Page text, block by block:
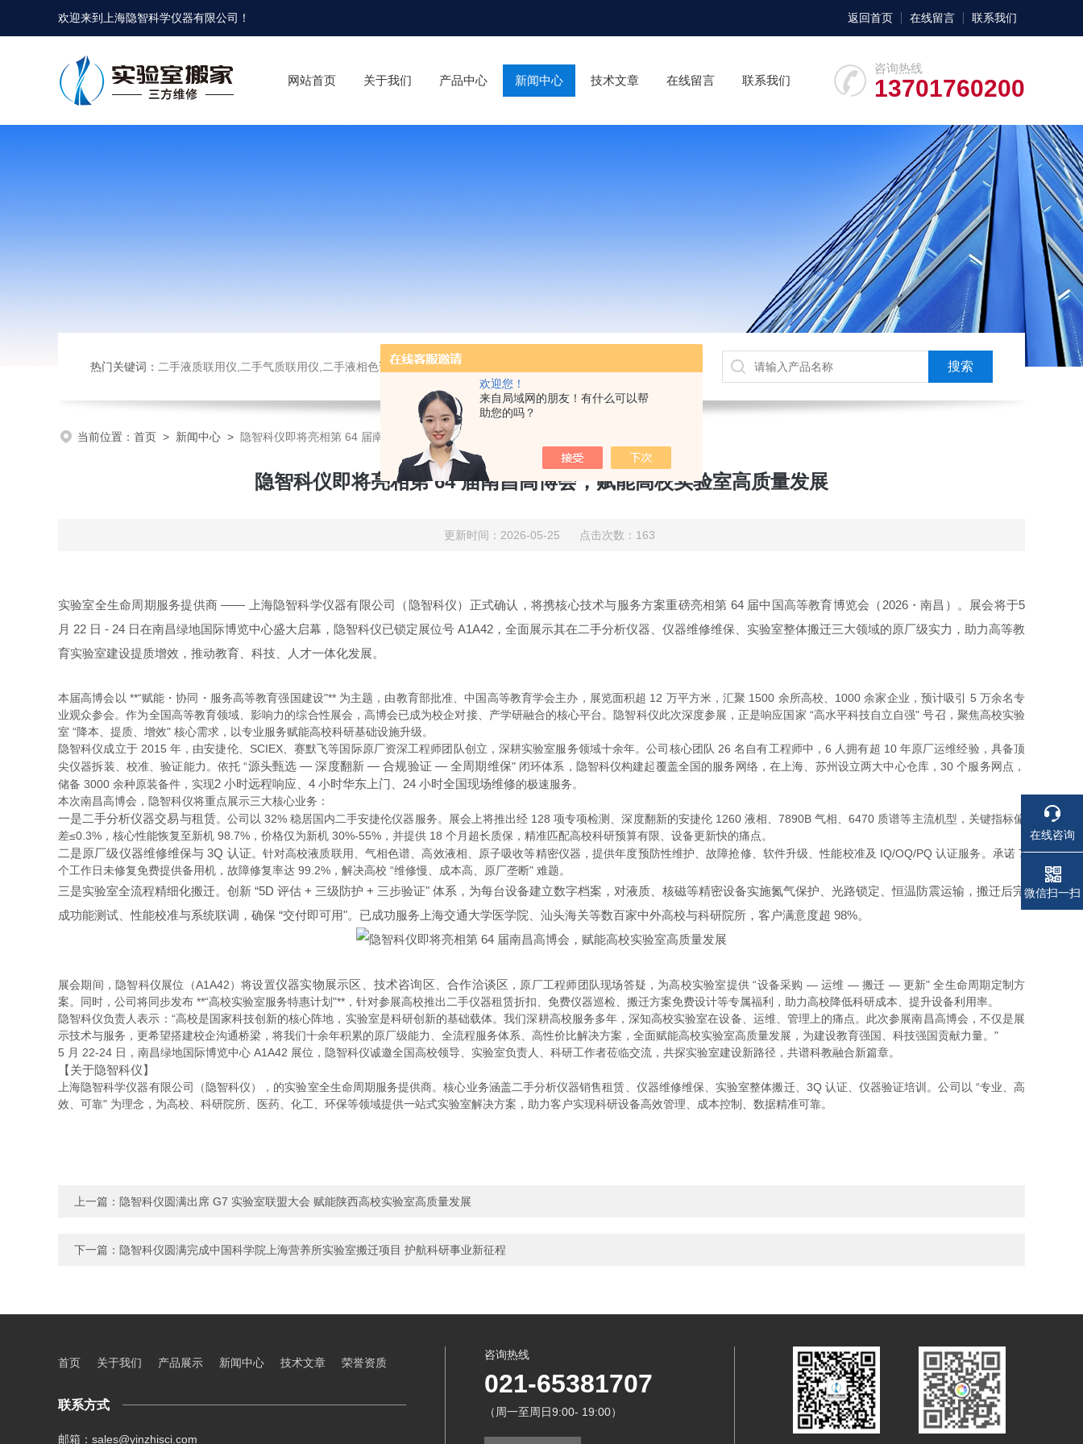
欢迎您！
来自局域网的朋友！有什么可以帮
助您的吗？
欢迎来到 上海隐智科学仪器有限公司 ！ 返回首页 在线留言 联系我们
咨询热线
13701760200
网站首页 关于我们 产品中心 新闻中心 技术文章 在线留言 联系我们
热门关键词： 二手液质联用仪,二手气质联用仪,二手液相色谱仪,实验室仪器维/修维保,实验室搬家,仪器培训
当前位置： 首页 > 新闻中心 > 隐智科仪即将亮相第 64 届南昌高博会，赋能高校实验室高质量发展
隐智科仪即将亮相第 64 届南昌高博会，赋能高校实验室高质量发展
更新时间：2026-05-25 点击次数：163
实验室全生命周期服务提供商 —— 上海隐智科学仪器有限公司（隐智科仪）正式确认，将携核心技术与服务方案重磅亮相第 64 届中国高等教育博览会（2026・南昌） 。展会将于5
月 22 日 - 24 日在南昌绿地国际博览中心盛大启幕，隐智科仪已锁定展位号 A1A42 ，全面展示其在二手分析仪器、仪器维修维保、实验室整体搬迁三大领域的原厂级实力，助力高等教
育实验室建设提质增效，推动教育、科技、人才一体化发展。
本届高博会以 **“赋能・协同・服务高等教育强国建设"** 为主题，由教育部批准、中国高等教育学会主办，展览面积超 12 万平方米，汇聚 1500 余所高校、1000 余家企业，预计吸引 5 万余名专
业观众参会。作为全国高等教育领域、影响力的综合性展会，高博会已成为校企对接、产学研融合的核心平台。隐智科仪此次深度参展，正是响应国家 “高水平科技自立自强" 号召，聚焦高校实验
室 “降本、提质、增效" 核心需求，以专业服务赋能高校科研基础设施升级。
隐智科仪成立于 2015 年，由安捷伦、SCIEX、赛默飞等国际原厂资深工程师团队创立，深耕实验室服务领域十余年。公司核心团队 26 名自有工程师中，6 人拥有超 10 年原厂运维经验，具备顶
尖仪器拆装、校准、验证能力。依托 “源头甄选 — 深度翻新 — 合规验证 — 全周期维保" 闭环体系，隐智科仪构建起覆盖全国的服务网络，在上海、苏州设立两大中心仓库，30 个服务网点，
储备 3000 余种原装备件，实现2 小时远程响应、4 小时华东上门、24 小时全国现场维修的极速服务。
本次南昌高博会，隐智科仪将重点展示三大核心业务：
一是二手分析仪器交易与租赁。公司以 32% 稳居国内二手安捷伦仪器服务。展会上将推出经 128 项专项检测、深度翻新的安捷伦 1260 液相、7890B 气相、6470 质谱等主流机型，关键指标偏
差≤0.3%，核心性能恢复至新机 98.7%，价格仅为新机 30%-55%，并提供 18 个月超长质保，精准匹配高校科研预算有限、设备更新快的痛点。
二是原厂级仪器维修维保与 3Q 认证。针对高校液质联用、气相色谱、高效液相、原子吸收等精密仪器，提供年度预防性维护、故障抢修、软件升级、性能校准及 IQ/OQ/PQ 认证服务。承诺 7
个工作日未修复免费提供备用机，故障修复率达 99.2%，解决高校 “维修慢、成本高、原厂垄断" 难题。
三是实验室全流程精细化搬迁。创新 “5D 评估 + 三级防护 + 三步验证" 体系，为每台设备建立数字档案，对液质、核磁等精密设备实施氮气保护、光路锁定、恒温防震运输，搬迁后完
成功能测试、性能校准与系统联调，确保 “交付即可用"。已成功服务上海交通大学医学院、汕头海关等数百家中外高校与科研院所，客户满意度超 98%。
展会期间，隐智科仪展位（A1A42）将设置仪器实物展示区、技术咨询区、合作洽谈区 ，原厂工程师团队现场答疑，为高校实验室提供 “设备采购 — 运维 — 搬迁 — 更新" 全生命周期定制方
案。同时，公司将同步发布 **“高校实验室服务特惠计划"**，针对参展高校推出二手仪器租赁折扣、免费仪器巡检、搬迁方案免费设计等专属福利，助力高校降低科研成本、提升设备利用率。
隐智科仪负责人表示：“高校是国家科技创新的核心阵地，实验室是科研创新的基础载体。我们深耕高校服务多年，深知高校实验室在设备、运维、管理上的痛点。此次参展南昌高博会，不仅是展
示技术与服务，更希望搭建校企沟通桥梁，将我们十余年积累的原厂级能力、全流程服务体系、高性价比解决方案，全面赋能高校实验室高质量发展，为建设教育强国、科技强国贡献力量。"
5 月 22-24 日，南昌绿地国际博览中心 A1A42 展位，隐智科仪诚邀全国高校领导、实验室负责人、科研工作者莅临交流，共探实验室建设新路径，共谱科教融合新篇章。
【关于隐智科仪】
上海隐智科学仪器有限公司（隐智科仪），的实验室全生命周期服务提供商。核心业务涵盖二手分析仪器销售租赁、仪器维修维保、实验室整体搬迁、3Q 认证、仪器验证培训。公司以 “专业、高
效、可靠" 为理念，为高校、科研院所、医药、化工、环保等领域提供一站式实验室解决方案，助力客户实现科研设备高效管理、成本控制、数据精准可靠。
上一篇： 隐智科仪圆满出席 G7 实验室联盟大会 赋能陕西高校实验室高质量发展
下一篇： 隐智科仪圆满完成中国科学院上海营养所实验室搬迁项目 护航科研事业新征程
首页 关于我们 产品展示 新闻中心 技术文章 荣誉资质
联系方式
邮箱：sales@yinzhisci.com
咨询热线
021-65381707
（周一至周日9:00- 19:00）
在线咨询
电话
电话
微信扫一扫